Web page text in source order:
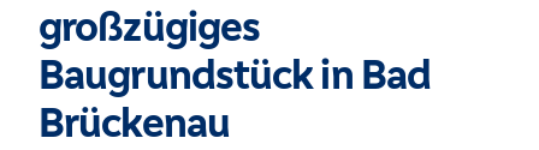
großzügiges
Baugrundstück in Bad
Brückenau